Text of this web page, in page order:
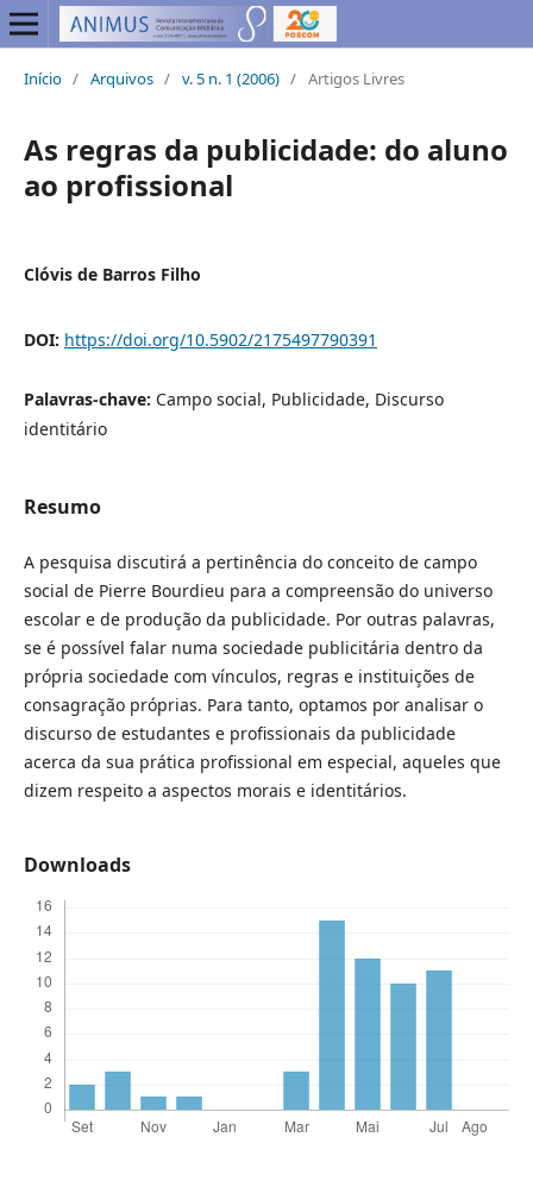
Início / Arquivos / v. 5 n. 1 (2006) / Artigos Livres
As regras da publicidade: do aluno
ao profissional
Clóvis de Barros Filho
DOI: https://doi.org/10.5902/2175497790391
Palavras-chave: Campo social, Publicidade, Discurso
identitário
Resumo
A pesquisa discutirá a pertinência do conceito de campo
social de Pierre Bourdieu para a compreensão do universo
escolar e de produção da publicidade. Por outras palavras,
se é possível falar numa sociedade publicitária dentro da
própria sociedade com vínculos, regras e instituições de
consagração próprias. Para tanto, optamos por analisar o
discurso de estudantes e profissionais da publicidade
acerca da sua prática profissional em especial, aqueles que
dizem respeito a aspectos morais e identitários.
Downloads